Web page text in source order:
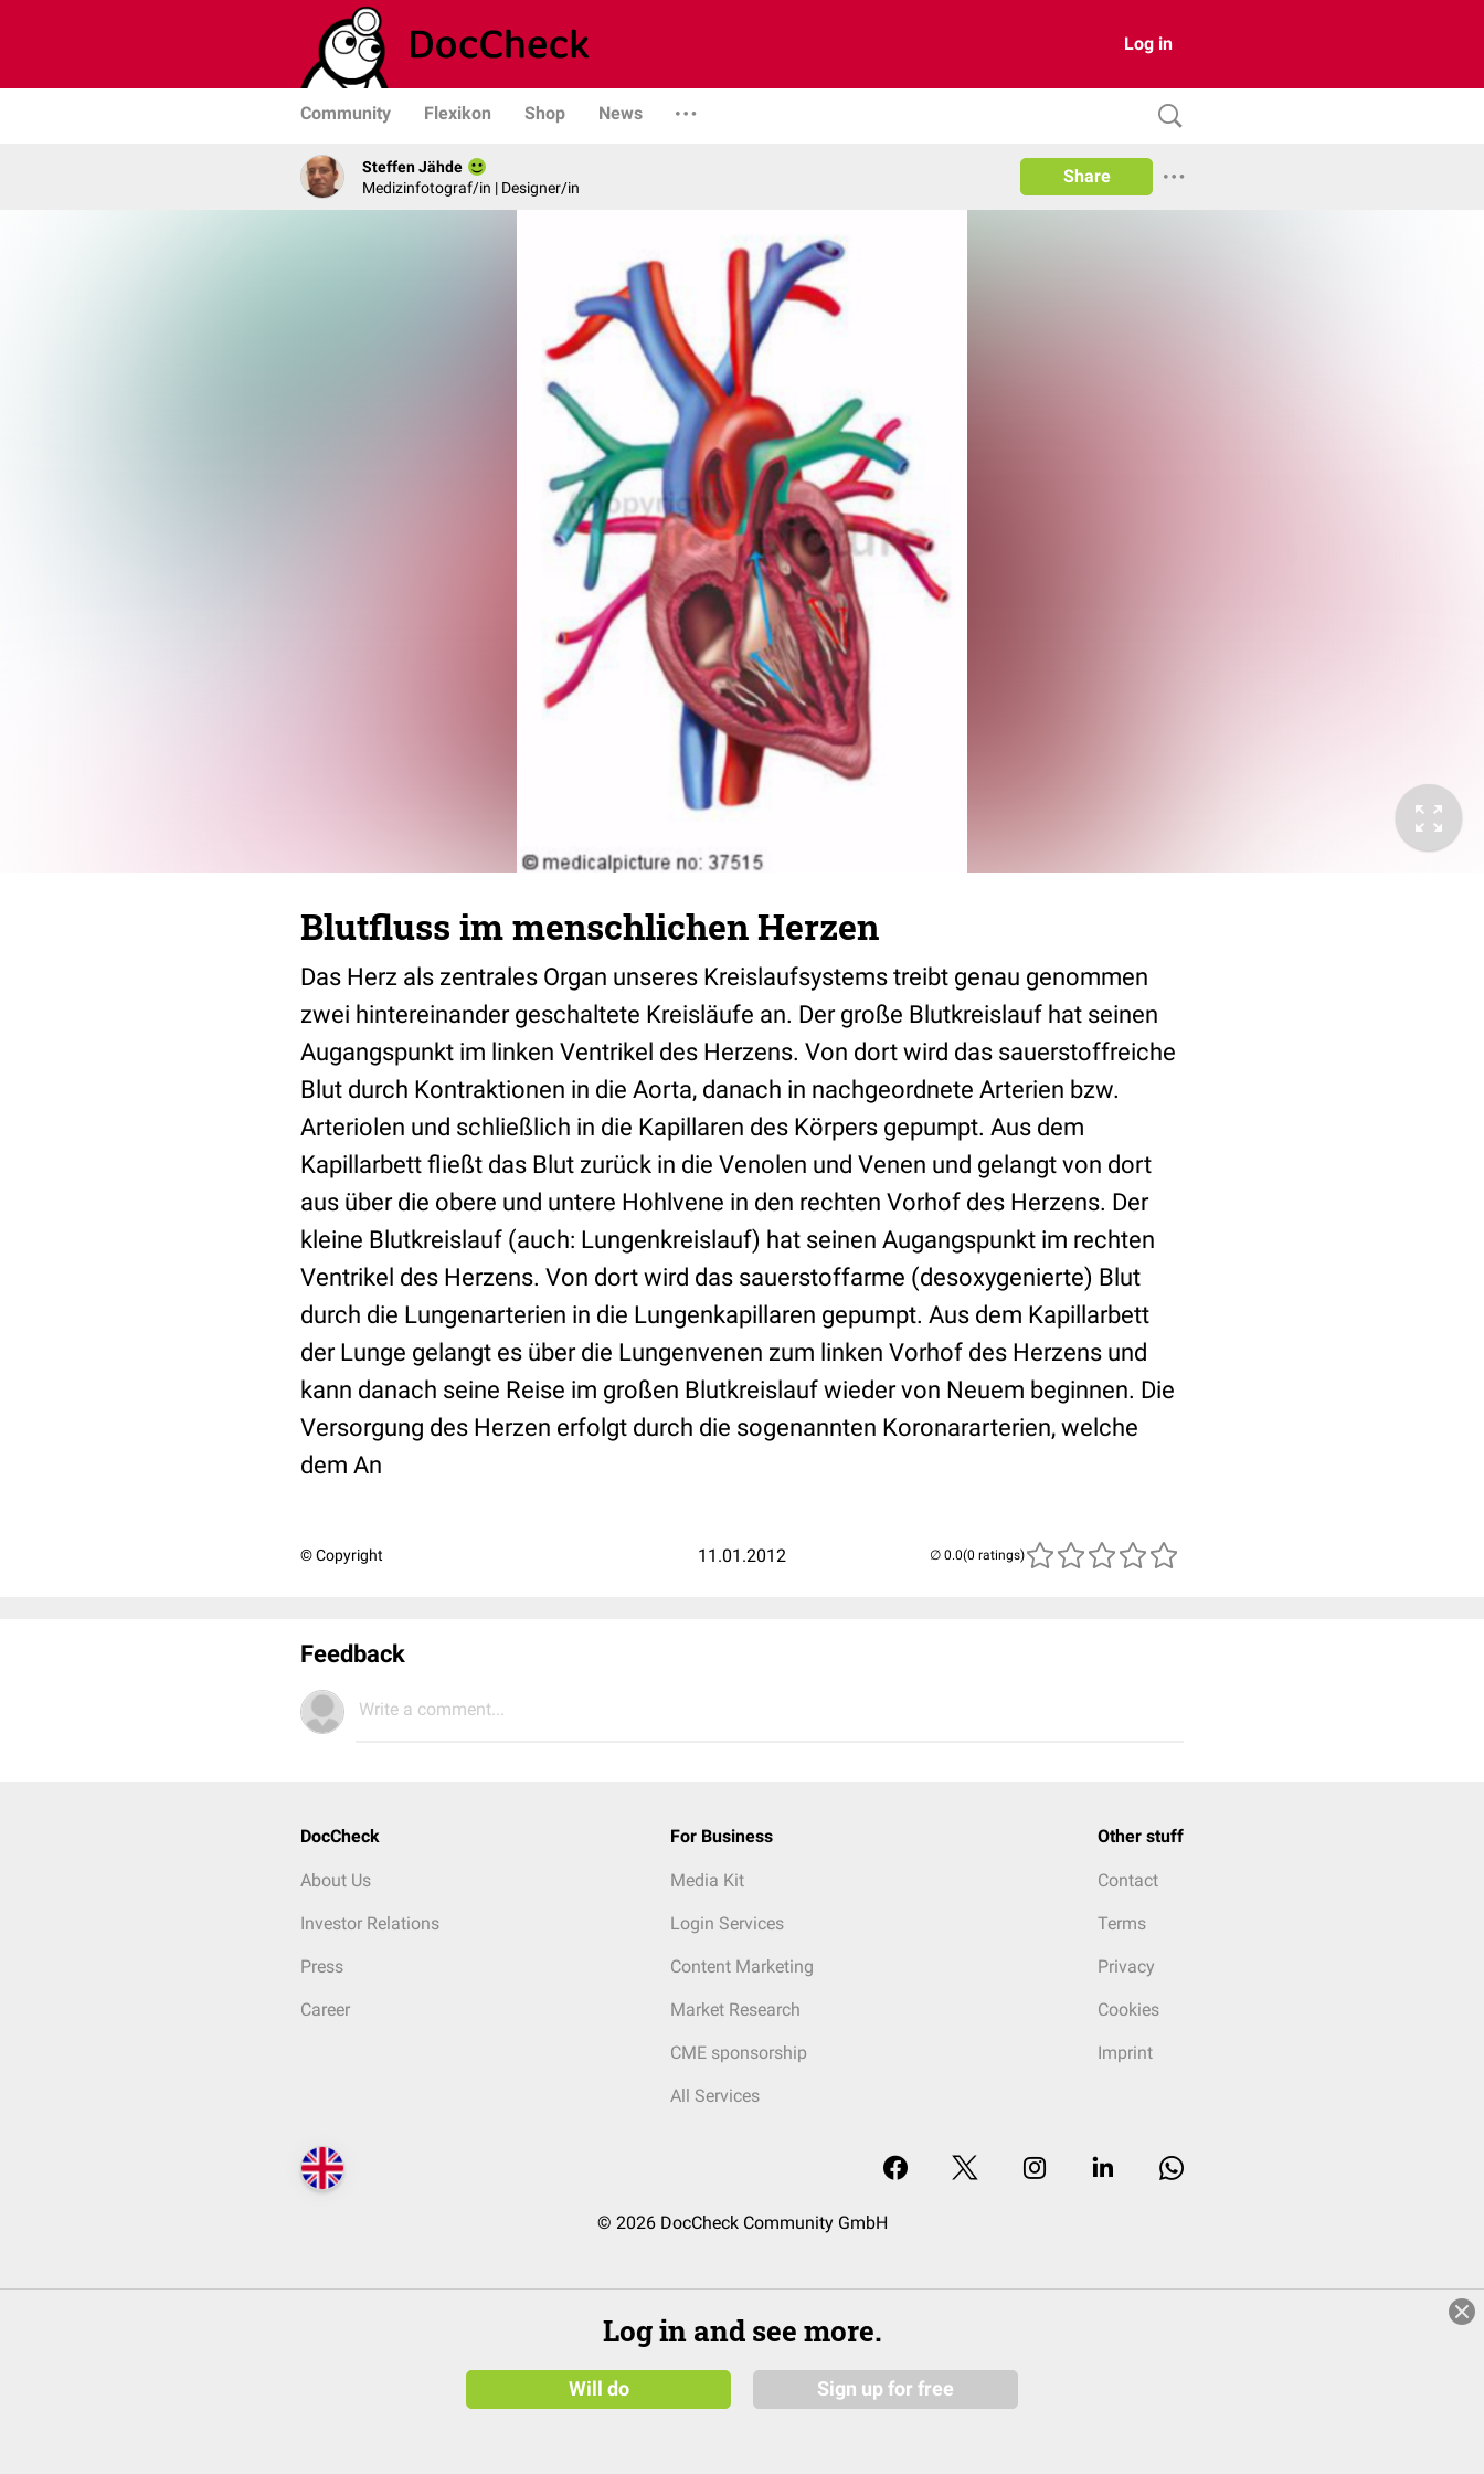
Log in
Community Flexikon Shop News
Steffen Jähde
Medizinfotograf/in | Designer/in
Share
Blutfluss im menschlichen Herzen
Das Herz als zentrales Organ unseres Kreislaufsystems treibt genau genommen
zwei hintereinander geschaltete Kreisläufe an. Der große Blutkreislauf hat seinen
Augangspunkt im linken Ventrikel des Herzens. Von dort wird das sauerstoffreiche
Blut durch Kontraktionen in die Aorta, danach in nachgeordnete Arterien bzw.
Arteriolen und schließlich in die Kapillaren des Körpers gepumpt. Aus dem
Kapillarbett fließt das Blut zurück in die Venolen und Venen und gelangt von dort
aus über die obere und untere Hohlvene in den rechten Vorhof des Herzens. Der
kleine Blutkreislauf (auch: Lungenkreislauf) hat seinen Augangspunkt im rechten
Ventrikel des Herzens. Von dort wird das sauerstoffarme (desoxygenierte) Blut
durch die Lungenarterien in die Lungenkapillaren gepumpt. Aus dem Kapillarbett
der Lunge gelangt es über die Lungenvenen zum linken Vorhof des Herzens und
kann danach seine Reise im großen Blutkreislauf wieder von Neuem beginnen. Die
Versorgung des Herzen erfolgt durch die sogenannten Koronararterien, welche
dem An
© Copyright 11.01.2012 (0 ratings)
Feedback
Write a comment...
DocCheck
About Us
Investor Relations
Press
Career
For Business
Media Kit
Login Services
Content Marketing
Market Research
CME sponsorship
All Services
Other stuff
Contact
Terms
Privacy
Cookies
Imprint
© 2026 DocCheck Community GmbH
Log in and see more.
Will do Sign up for free